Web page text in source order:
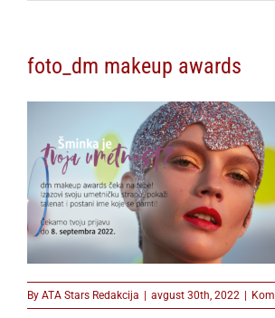
foto_dm makeup awards
By ATA Stars Redakcija | avgust 30th, 2022 |